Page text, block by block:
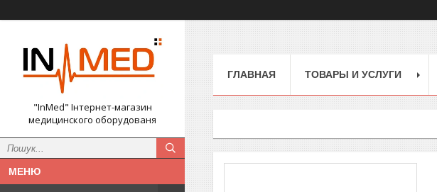
"InMed" Інтернет-магазин
медицинского оборудованя
ГЛАВНАЯ ТОВАРЫ И УСЛУГИ